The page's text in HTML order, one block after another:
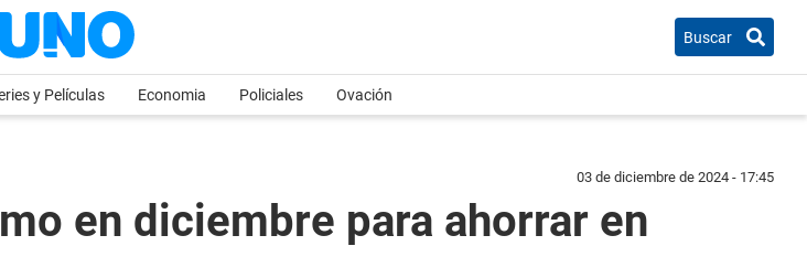
Buscar
y Películas Economia Policiales Ovación
03 de diciembre de 2024 - 17:45
en diciembre para ahorrar en